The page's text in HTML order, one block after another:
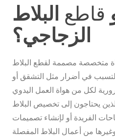
قاطع البلاط
الزجاجي؟
متخصصة مصممة لقطع البلاط
في أضرار مثل التشقق أو
لكل من هواة العمل اليدوي
يحتاجون إلى تخصيص البلاط
الفريدة أو لإنشاء تصميمات